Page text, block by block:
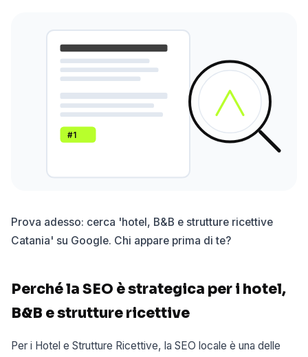
#1
Prova adesso: cerca 'hotel, B&B e strutture ricettive
Catania' su Google. Chi appare prima di te?
Perché la SEO è strategica per i hotel,
B&B e strutture ricettive
Per i Hotel e Strutture Ricettive, la SEO locale è una delle